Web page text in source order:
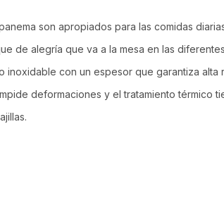
son apropiados para las comidas
de alegría que va a la mesa en las
inoxidable con un espesor que garantiza alta
deformaciones y el tratamiento térmico